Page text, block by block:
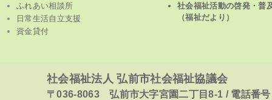
ふれあい相談所
日常生活自立支援
資金貸付
社会福祉活動の啓発・普
（福祉だより）
社会福祉法人 弘前市社会福祉協議会
〒036-8063 弘前市大字宮園二丁目8-1 / 電話番